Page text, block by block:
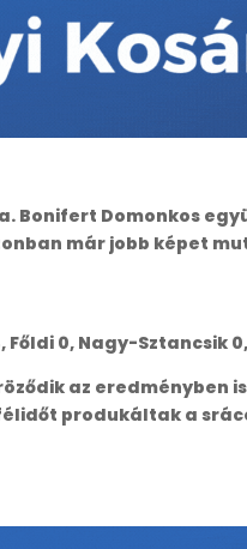
Bonifert Domonkos
már jobb képet
0, Nagy-Sztancsik
az eredményben
produkáltak a